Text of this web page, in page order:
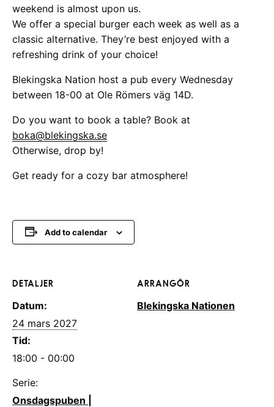
weekend is almost upon us.
We offer a special burger each week as well as a
classic alternative. They’re best enjoyed with a
refreshing drink of your choice!
Blekingska Nation host a pub every Wednesday
between 18-00 at Ole Römers väg 14D.
Do you want to book a table? Book at
boka@blekingska.se
Otherwise, drop by!
Get ready for a cozy bar atmosphere!
Add to calendar
DETALJER
Datum:
24 mars 2027
Tid:
18:00 - 00:00
Serie:
Onsdagspuben |
ARRANGÖR
Blekingska Nationen